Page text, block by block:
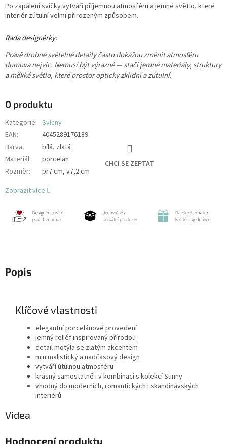
Po zapálení svíčky vytváří příjemnou atmosféru a jemné světlo, které
interiér zútulní velmi přirozeným způsobem.
Rada designérky:
Právě drobné světelné detaily často dokážou změnit atmosféru
domova nejvíc. Nemusí být výrazné — stačí jemné materiály, struktury
a měkké světlo, které prostor opticky zklidní a zútulní.
O produktu
Kategorie: Svícny
EAN:
4045289176189
Barva:
bílá, zlatá
Materiál:
porcelán
Rozměr: pr7 cm, v7,2 cm
CHCI SE ZEPTAT
Zobrazit více
Popis
Klíčové vlastnosti
elegantní porcelánové provedení
jemný reliéf inspirovaný přírodou
detail motýla se zlatým akcentem
minimalistický a nadčasový design
vytváří útulnou atmosféru
krásný samostatně i v kombinaci s kolekcí Sunny
vhodný do moderních, romantických i skandinávských
interiérů
Videa
Hodnocení produktu